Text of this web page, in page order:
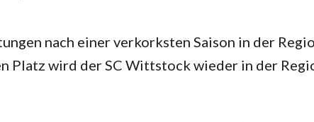
nach einer verkorksten Saison in der
Platz wird der SC Wittstock wieder in der